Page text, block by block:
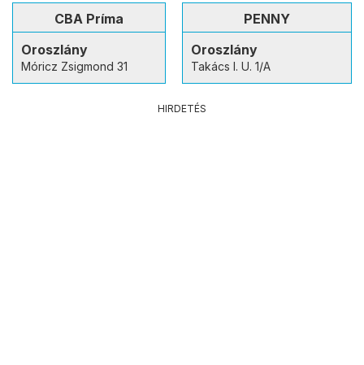
CBA Príma
Oroszlány
Móricz Zsigmond 31
PENNY
Oroszlány
Takács I. U. 1/A
HIRDETÉS